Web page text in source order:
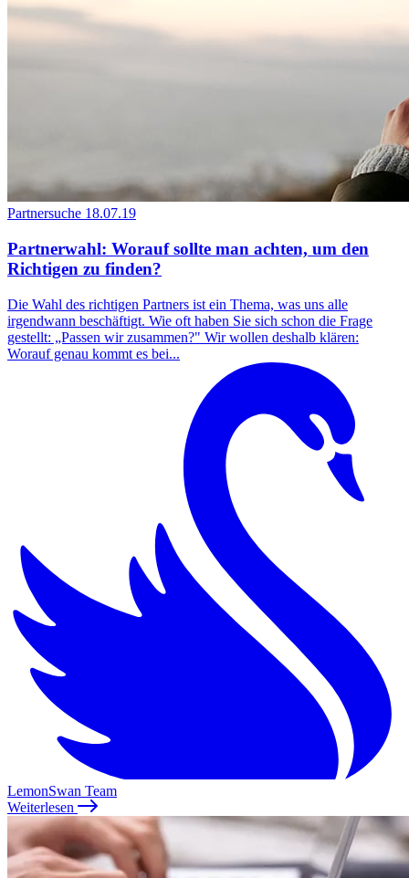
Partnersuche 18.07.19
Partnerwahl: Worauf sollte man achten, um den
Richtigen zu finden?
Die Wahl des richtigen Partners ist ein Thema, was uns alle
irgendwann beschäftigt. Wie oft haben Sie sich schon die Frage
gestellt: „Passen wir zusammen?" Wir wollen deshalb klären:
Worauf genau kommt es bei...
LemonSwan Team
Weiterlesen